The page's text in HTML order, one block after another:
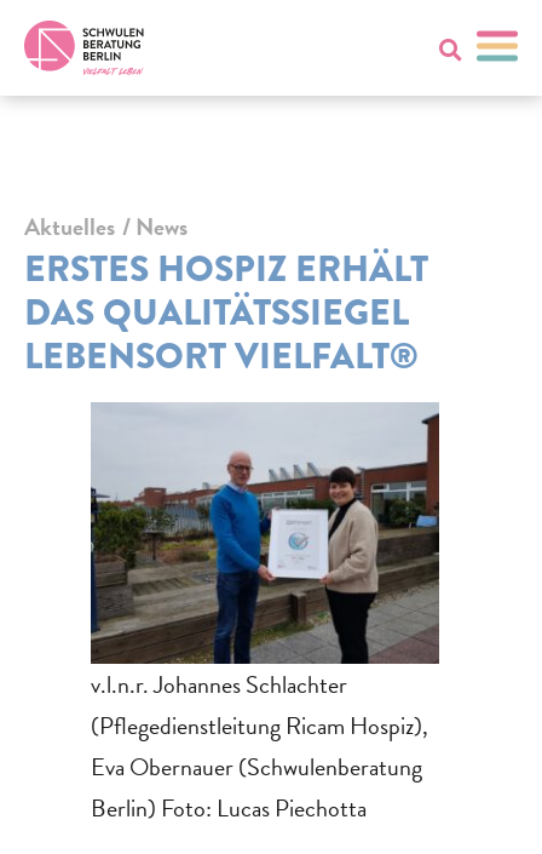
Aktuelles News
ERSTES HOSPIZ ERHÄLT
DAS QUALITÄTSSIEGEL
LEBENSORT VIELFALT®
v.l.n.r. Johannes Schlachter
(Pflegedienstleitung Ricam Hospiz),
Eva Obernauer (Schwulenberatung
Berlin) Foto: Lucas Piechotta